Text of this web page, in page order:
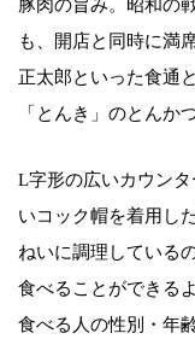
豚肉の旨み。昭和の
も、開店と同時に満
正太郎といった食通
「とんき」のとんか
L字形の広いカウン
いコック帽を着用し
ねいに調理している
食べることができる
食べる人の性別・年